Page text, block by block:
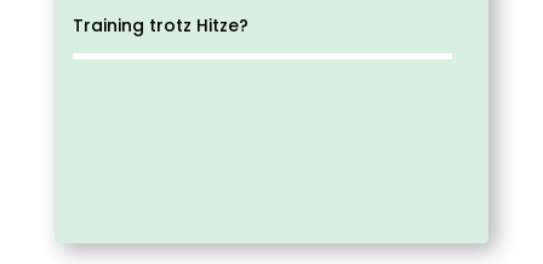
Training trotz Hitze?